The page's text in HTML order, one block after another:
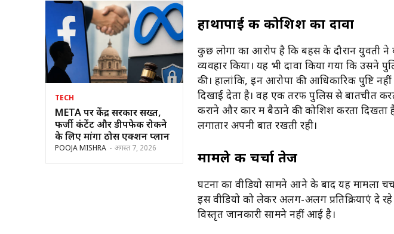
TECH
META पर केंद्र सरकार सख्त,
फर्जी कंटेंट और डीपफेक रोकने
के लिए मांगा ठोस एक्शन प्लान
POOJA MISHRA - अगस्त 7, 2026
हाथापाई की कोशिश का दावा
कुछ लोगों का आरोप है कि बहस के दौरान युवती
व्यवहार किया। यह भी दावा किया गया कि उसने
की। हालांकि, इन आरोपों की आधिकारिक पुष्टि
दिखाई देता है। वह एक तरफ पुलिस से बातचीत
कराने और कार में बैठाने की कोशिश करता दिखता
लगातार अपनी बात रखती रही।
मामले की चर्चा तेज
घटना का वीडियो सामने आने के बाद यह मामला
इस वीडियो को लेकर अलग-अलग प्रतिक्रियाएं दे
विस्तृत जानकारी सामने नहीं आई है।